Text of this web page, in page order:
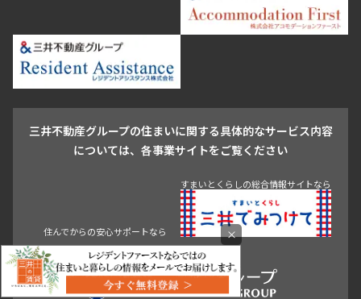
月島・勝どき・豊洲
本郷・春日・小石川
新宿・代々木
目白・高田馬場・早稲田
中野・荻窪
池尻大橋・三軒茶屋
祐天寺・学芸大学・自由が丘
駒沢・用賀・二子玉川
成城・砧
青山 渋谷 東京・大手町 新宿 品川
目黒・中目黒
練馬区 荒川区
足立区
葛飾区
江戸川区
三井不動産グループの住まいに関する具体的なサービス内容
については、各事業サイトをご覧ください
住んでからの安心サポートなら
すまいとくらしの総合情報サイトなら
×